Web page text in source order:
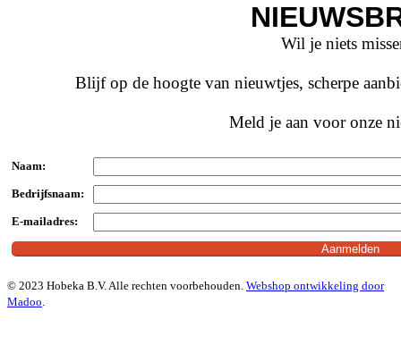
Wil je niets
Blijf op de hoogte van nieuwtjes, scherpe
Meld je aan voor onze
Naam:
Bedrijfsnaam:
E-mailadres:
© 2023 Hobeka B.V. Alle rechten voorbehouden. Webshop ontwikkeling door
Madoo.